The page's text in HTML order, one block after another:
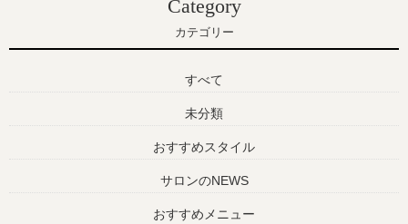
Category
カテゴリー
すべて
未分類
おすすめスタイル
サロンのNEWS
おすすめメニュー